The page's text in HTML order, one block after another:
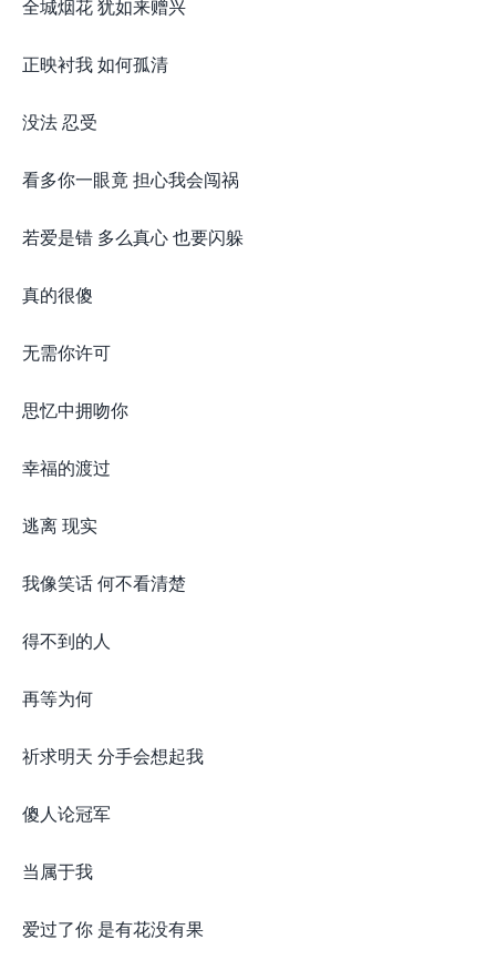
全城烟花 犹如来赠兴
正映衬我 如何孤清
没法 忍受
看多你一眼竟 担心我会闯祸
若爱是错 多么真心 也要闪躲
真的很傻
无需你许可
思忆中拥吻你
幸福的渡过
逃离 现实
我像笑话 何不看清楚
得不到的人
再等为何
祈求明天 分手会想起我
傻人论冠军
当属于我
爱过了你 是有花没有果